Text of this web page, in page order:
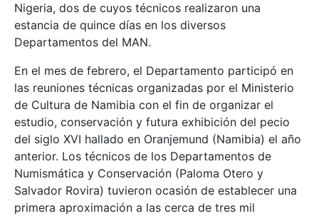
Nigeria, dos de cuyos técnicos realizaron una
estancia de quince días en los diversos
Departamentos del MAN.
En el mes de febrero, el Departamento participó en
las reuniones técnicas organizadas por el Ministerio
de Cultura de Namibia con el fin de organizar el
estudio, conservación y futura exhibición del pecio
del siglo XVI hallado en Oranjemund (Namibia) el año
anterior. Los técnicos de los Departamentos de
Numismática y Conservación (Paloma Otero y
Salvador Rovira) tuvieron ocasión de establecer una
primera aproximación a las cerca de tres mil